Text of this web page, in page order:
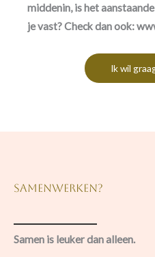
middenin, is het
je vast? Check dan ook:
Ik wil
Samenwerken?
Samen is leuker dan alleen.